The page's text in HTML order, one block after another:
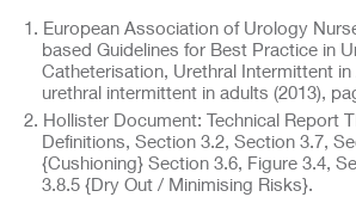
European Association of Urology
based Guidelines for Best Practice in
Catheterisation, Urethral Intermittent in
urethral intermittent in adults (2013),
Hollister Document: Technical Report
Definitions, Section 3.2, Section 3.7,
{Cushioning} Section 3.6, Figure 3.4,
3.8.5 {Dry Out / Minimising Risks}.